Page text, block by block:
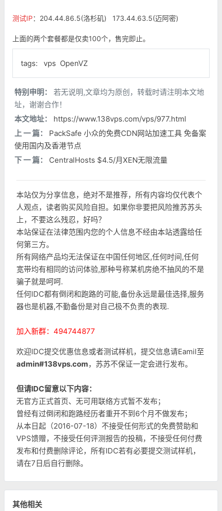
测试IP：204.44.86.5(洛杉矶) 173.44.63.5(迈阿密)
上面的两个套餐都是仅卖100个，售完即止。
tags: vps OpenVZ
特别申明：
若无说明,文章均为原创，转载时请注明本文地
址，谢谢合作！
本文地址：
https://www.138vps.com/vps/977.html
上 一 篇：
PackSafe 小众的免费CDN网站加速工具 免备案
使用国内及香港节点
下 一 篇：
CentralHosts $4.5/月XEN无限流量
本站仅为分享信息，绝对不是推荐，所有内容均仅代表个
人观点，读者购买风险自担。如果你非要把风险推苏苏头
上，不要这么残忍，好吗？
本站保证在法律范围内您的个人信息不经由本站透露给任
何第三方。
所有网络产品均无法保证在中国任何地区,任何时间,任何
宽带均有相同的访问体验,那种号称某机房绝不抽风的不是
骗子就是呵呵.
任何IDC都有倒闭和跑路的可能,备份永远是最佳选择,服务
器也是机器,不勤备份是对自己极不负责的表现.
加入新群：494744877
欢迎IDC提交优惠信息或者测试样机，提交信息请Eamil至
admin#138vps.com，苏苏不保证一定会进行发布。
但请IDC留意以下内容：
无官方正式首页、无可用联络方式暂不发布；
曾经有过倒闭和跑路经历者重开不到6个月不做发布；
从本日起（2016-07-18）不接受任何形式的免费赞助和
VPS馈赠，不接受任何评测报告的投稿，不接受任何付费
发布和付费删除评论，所有IDC若有必要提交测试样机，
请在7日后自行删除。
其他相关